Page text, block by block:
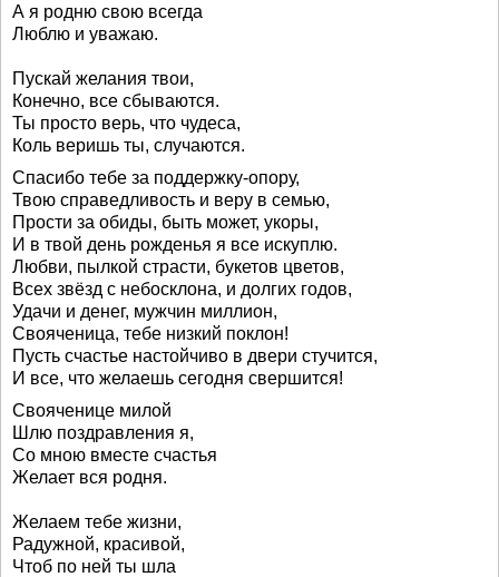
А я родню свою всегда
Люблю и уважаю.
Пускай желания твои,
Конечно, все сбываются.
Ты просто верь, что чудеса,
Коль веришь ты, случаются.
Спасибо тебе за поддержку-опору,
Твою справедливость и веру в семью,
Прости за обиды, быть может, укоры,
И в твой день рожденья я все искуплю.
Любви, пылкой страсти, букетов цветов,
Всех звёзд с небосклона, и долгих годов,
Удачи и денег, мужчин миллион,
Свояченица, тебе низкий поклон!
Пусть счастье настойчиво в двери стучится,
И все, что желаешь сегодня свершится!
Свояченице милой
Шлю поздравления я,
Со мною вместе счастья
Желает вся родня.
Желаем тебе жизни,
Радужной, красивой,
Чтоб по ней ты шла